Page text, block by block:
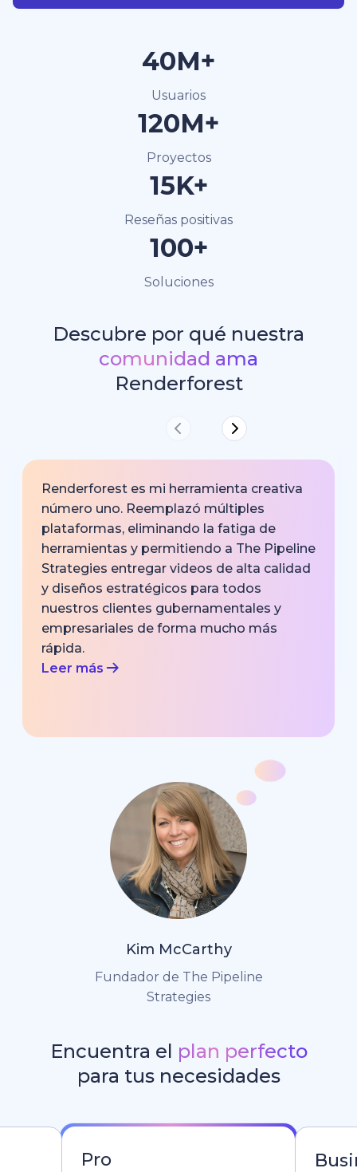
40M+
Usuarios
120M+
Proyectos
15K+
Reseñas positivas
100+
Soluciones
Descubre por qué nuestra
comunidad ama
Renderforest
Renderforest es mi herramienta creativa
número uno. Reemplazó múltiples
plataformas, eliminando la fatiga de
herramientas y permitiendo a The Pipeline
Strategies entregar videos de alta calidad
y diseños estratégicos para todos
nuestros clientes gubernamentales y
empresariales de forma mucho más
rápida.
Leer más
Kim McCarthy
Fundador de The Pipeline
Strategies
Encuentra el plan perfecto
para tus necesidades
Pro